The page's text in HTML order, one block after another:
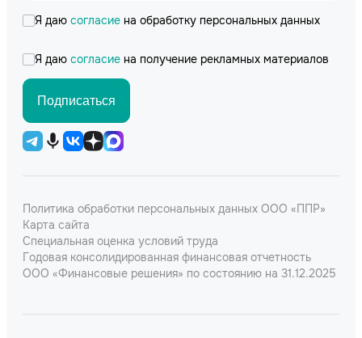
Я даю согласие на обработку персональных данных
Я даю согласие на получение рекламных материалов
Подписаться
Политика обработки персональных данных ООО «ППР»
Карта сайта
Специальная оценка условий труда
Годовая консолидированная финансовая отчетность
ООО «Финансовые решения» по состоянию на 31.12.2025